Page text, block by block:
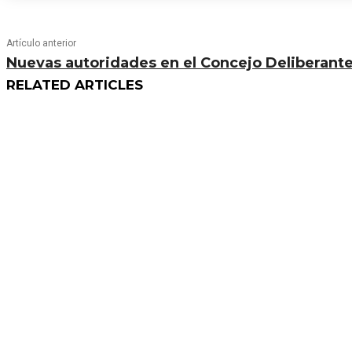
Artículo anterior
Nuevas autoridades en el Concejo
RELATED ARTICLES